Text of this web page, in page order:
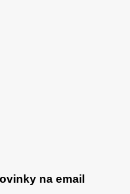
na email